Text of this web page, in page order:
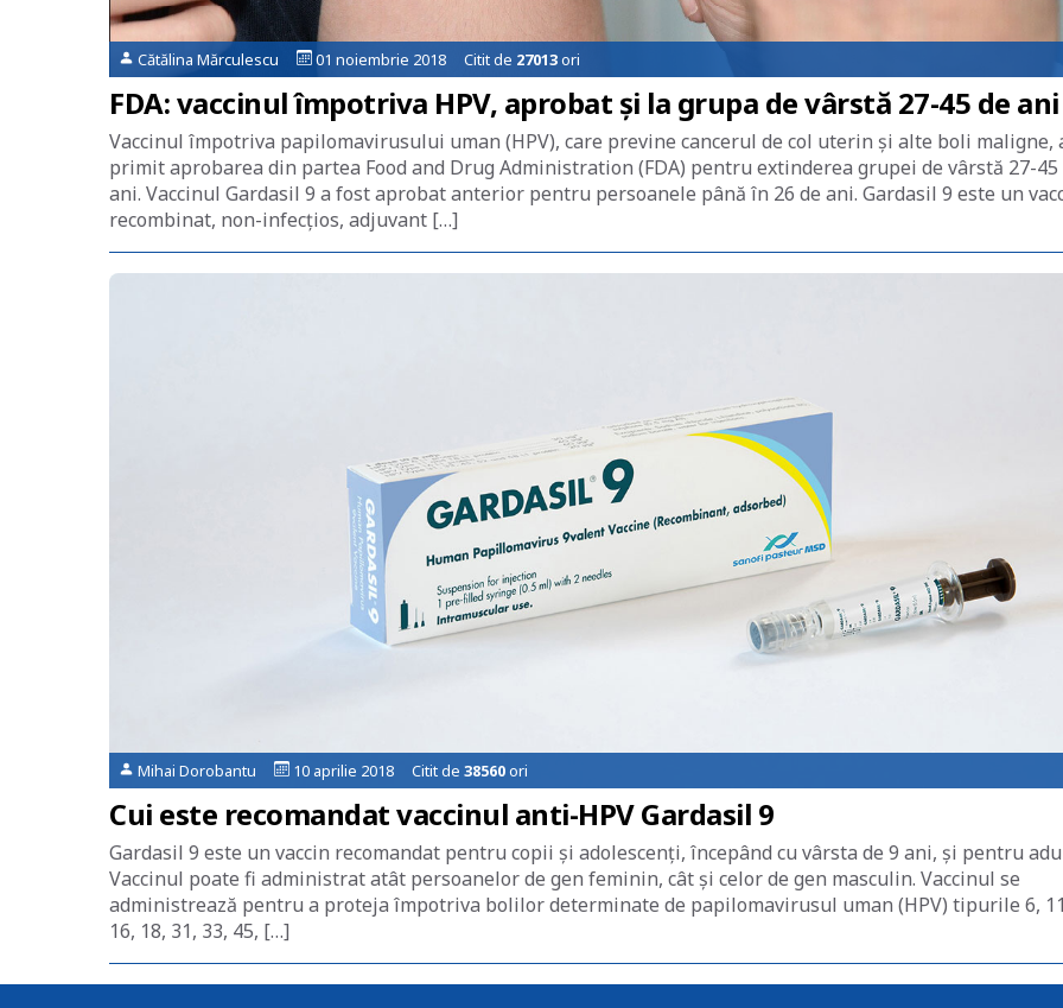
Cătălina Mărculescu 01 noiembrie 2018 Citit de 27013ori
FDA: vaccinul împotriva HPV, aprobat și la grupa de vârstă 27-45 de ani
Vaccinul împotriva papilomavirusului uman (HPV), care previne cancerul de col uterin și alte boli maligne,
primit aprobarea din partea Food and Drug Administration (FDA) pentru extinderea grupei de vârstă 27-45
ani. Vaccinul Gardasil 9 a fost aprobat anterior pentru persoanele până în 26 de ani. Gardasil 9 este un
recombinat, non-infecțios, adjuvant […]
Mihai Dorobantu 10 aprilie 2018 Citit de 38560ori
Cui este recomandat vaccinul anti-HPV Gardasil 9
Gardasil 9 este un vaccin recomandat pentru copii și adolescenți, începând cu vârsta de 9 ani, și pentru
Vaccinul poate fi administrat atât persoanelor de gen feminin, cât și celor de gen masculin. Vaccinul se
administrează pentru a proteja împotriva bolilor determinate de papilomavirusul uman (HPV) tipurile 6,
16, 18, 31, 33, 45, […]